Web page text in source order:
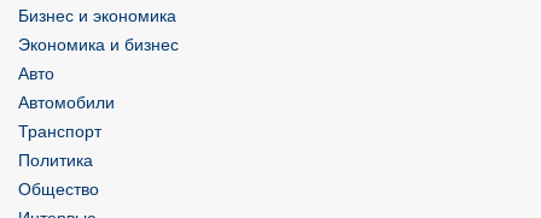
Бизнес и экономика
Экономика и бизнес
Авто
Автомобили
Транспорт
Политика
Общество